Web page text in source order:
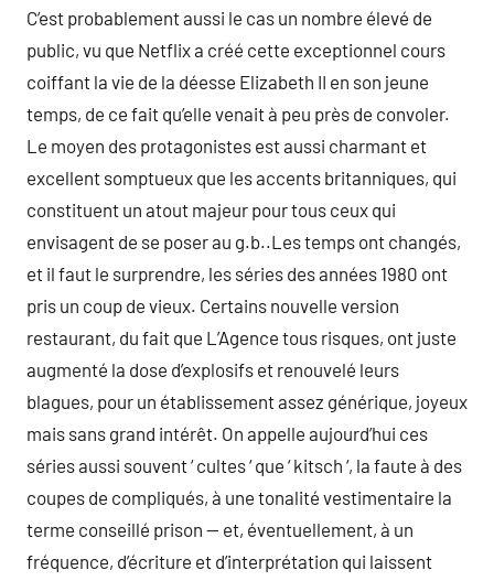
C’est probablement aussi le cas un nombre élevé de
public, vu que Netflix a créé cette exceptionnel cours
coiffant la vie de la déesse Elizabeth II en son jeune
temps, de ce fait qu’elle venait à peu près de convoler.
Le moyen des protagonistes est aussi charmant et
excellent somptueux que les accents britanniques, qui
constituent un atout majeur pour tous ceux qui
envisagent de se poser au g.b..Les temps ont changés,
et il faut le surprendre, les séries des années 1980 ont
pris un coup de vieux. Certains nouvelle version
restaurant, du fait que L’Agence tous risques, ont juste
augmenté la dose d’explosifs et renouvelé leurs
blagues, pour un établissement assez générique, joyeux
mais sans grand intérêt. On appelle aujourd’hui ces
séries aussi souvent ‘ cultes ‘ que ‘ kitsch ‘, la faute à des
coupes de compliqués, à une tonalité vestimentaire la
terme conseillé prison — et, éventuellement, à un
fréquence, d’écriture et d’interprétation qui laissent